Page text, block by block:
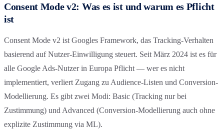
Consent Mode v2: Was es ist und warum es Pflicht
ist
Consent Mode v2 ist Googles Framework, das Tracking-Verhalten
basierend auf Nutzer-Einwilligung steuert. Seit März 2024 ist es für
alle Google Ads-Nutzer in Europa Pflicht — wer es nicht
implementiert, verliert Zugang zu Audience-Listen und Conversion-
Modellierung. Es gibt zwei Modi: Basic (Tracking nur bei
Zustimmung) und Advanced (Conversion-Modellierung auch ohne
explizite Zustimmung via ML).